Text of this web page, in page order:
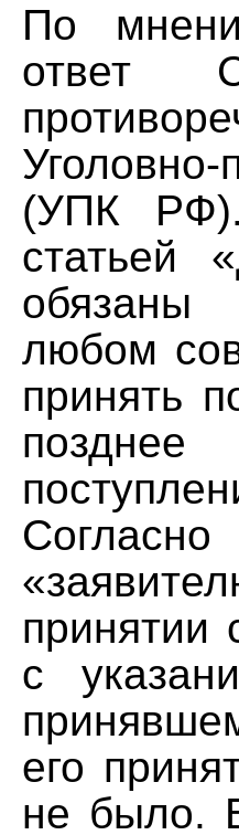
По
ответ
(УПК
статьей
обязаны
любом
принять
принятии
с
его
не было.